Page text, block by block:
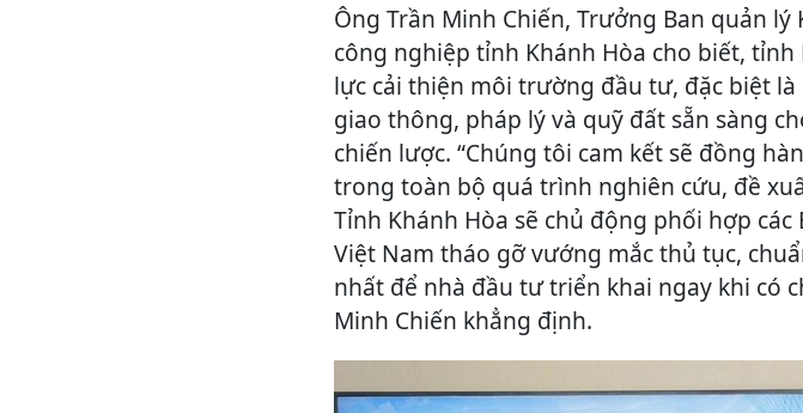
Ông Trần Minh Chiến, Trưởng Ban quản lý
công nghiệp tỉnh Khánh Hòa cho biết, tỉnh
lực cải thiện môi trường đầu tư, đặc biệt
giao thông, pháp lý và quỹ đất sẵn sàng
chiến lược. “Chúng tôi cam kết sẽ đồng
trong toàn bộ quá trình nghiên cứu, đề
Tỉnh Khánh Hòa sẽ chủ động phối hợp các
Việt Nam tháo gỡ vướng mắc thủ tục,
nhất để nhà đầu tư triển khai ngay khi có
Minh Chiến khẳng định.